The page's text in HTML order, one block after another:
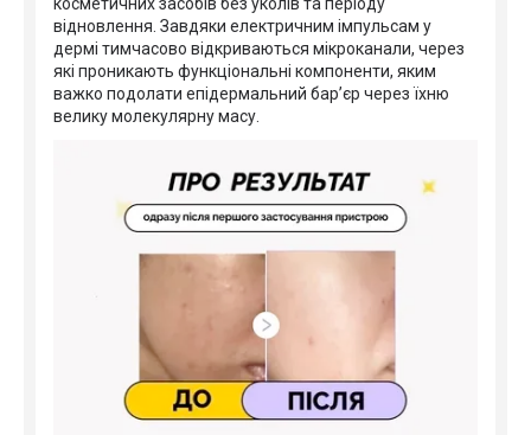
відновлення. Завдяки електричним імпульсам у
дермі тимчасово відкриваються мікроканали, через
які проникають функціональні компоненти, яким
важко подолати епідермальний бар’єр через їхню
велику молекулярну масу.